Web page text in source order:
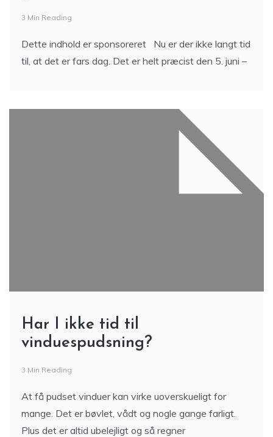
3 Min Reading
Dette indhold er sponsoreret Nu er der ikke langt tid
til, at det er fars dag. Det er helt præcist den 5. juni –
Har I ikke tid til
vinduespudsning?
3 Min Reading
At få pudset vinduer kan virke uoverskueligt for
mange. Det er bøvlet, vådt og nogle gange farligt.
Plus det er altid ubelejligt og så regner